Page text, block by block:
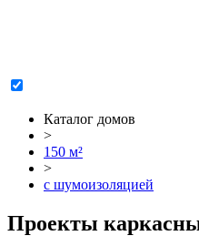
Каталог домов
>
150 м²
>
с шумоизоляцией
Проекты